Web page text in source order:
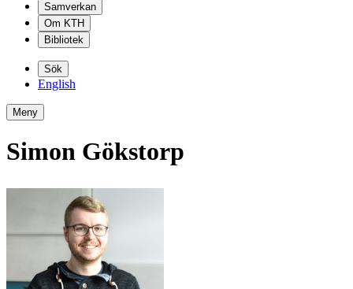
Samverkan
Om KTH
Bibliotek
Sök
English
Meny
Simon Gökstorp